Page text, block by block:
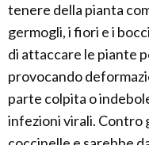
tenere della pianta
germogli, i fiori e i
di attaccare le piante
provocando
parte colpita o
infezioni virali. Contro